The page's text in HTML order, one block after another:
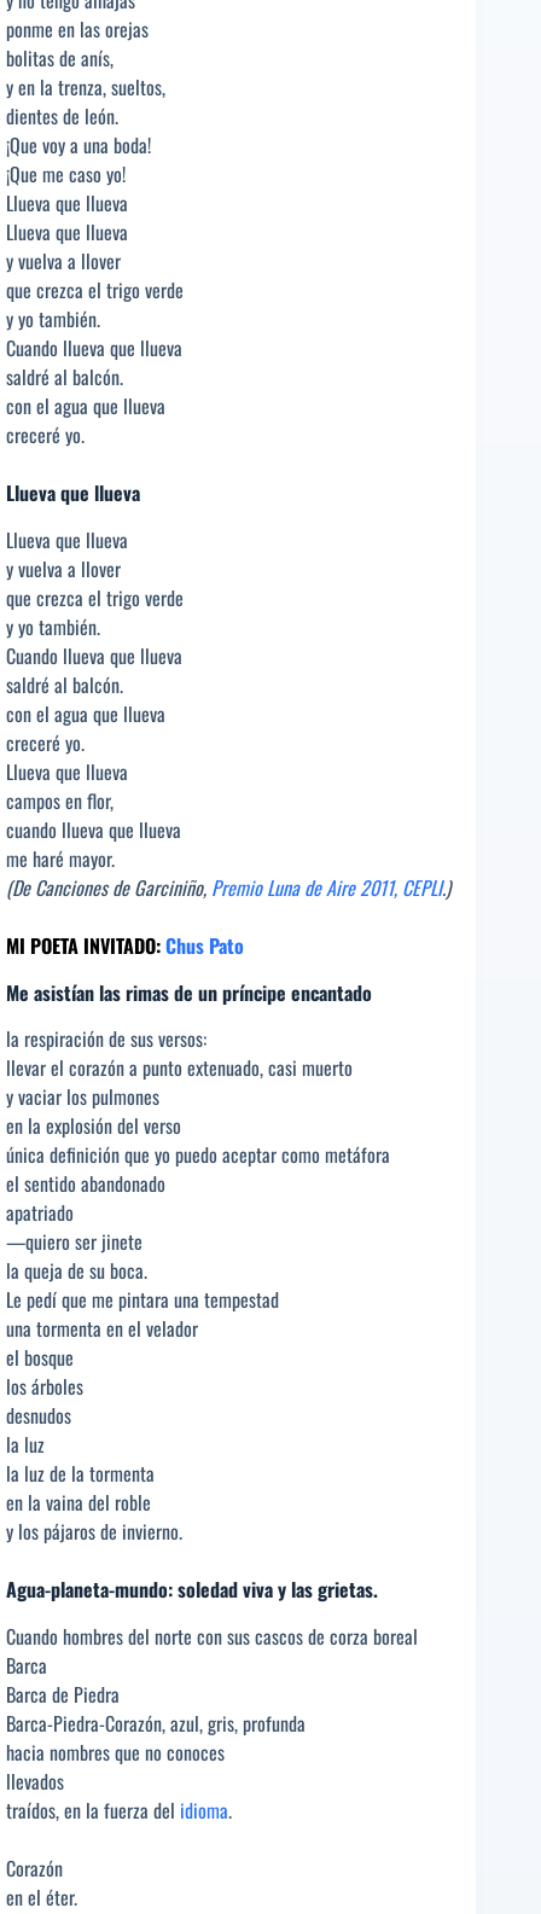
ponme en las orejas
bolitas de anís,
y en la trenza, sueltos,
dientes de león.
¡Que voy a una boda!
¡Que me caso yo!
Llueva que llueva
Llueva que llueva
y vuelva a llover
que crezca el trigo verde
y yo también.
Cuando llueva que llueva
saldré al balcón.
con el agua que llueva
creceré yo.
Llueva que llueva
Llueva que llueva
y vuelva a llover
que crezca el trigo verde
y yo también.
Cuando llueva que llueva
saldré al balcón.
con el agua que llueva
creceré yo.
Llueva que llueva
campos en flor,
cuando llueva que llueva
me haré mayor.
(De Canciones de Garciniño, Premio Luna de Aire 2011, CEPLI.)
MI POETA INVITADO:Chus Pato
Me asistían las rimas de un príncipe encantado
la respiración de sus versos:
llevar el corazón a punto extenuado, casi muerto
y vaciar los pulmones
en la explosión del verso
única definición que yo puedo aceptar como metáfora
el sentido abandonado
apatriado
—quiero ser jinete
la queja de su boca.
Le pedí que me pintara una tempestad
una tormenta en el velador
el bosque
los árboles
desnudos
la luz
la luz de la tormenta
en la vaina del roble
y los pájaros de invierno.
Agua-planeta-mundo: soledad viva y las grietas.
Cuando hombres del norte con sus cascos de corza boreal
Barca
Barca de Piedra
Barca-Piedra-Corazón, azul, gris, profunda
hacia nombres que no conoces
llevados
traídos, en la fuerza del idioma.
Corazón
en el éter.